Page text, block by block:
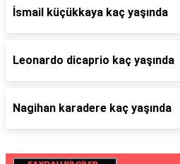
İsmail küçükkaya kaç yaşında
Leonardo dicaprio kaç yaşında
Nagihan karadere kaç yaşında